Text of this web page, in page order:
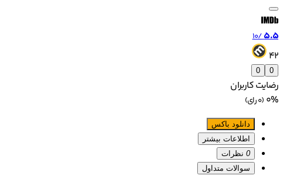
5.5
/10
42
0
0
رضایت کاربران
0% (0 رای)
دانلود باکس
اطلاعات بیشتر
0 نظرات
سوالات متداول